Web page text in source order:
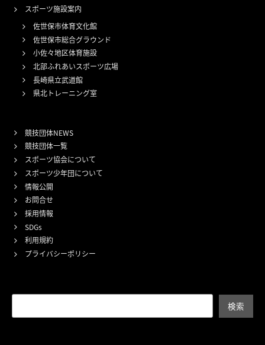
スポーツ施設案内
佐世保市体育文化館
佐世保市総合グラウンド
小佐々地区体育施設
北部ふれあいスポーツ広場
長崎県立武道館
県北トレーニング室
競技団体NEWS
競技団体一覧
スポーツ協会について
スポーツ少年団について
情報公開
お問合せ
採用情報
SDGs
利用規約
プライバシーポリシー
検索